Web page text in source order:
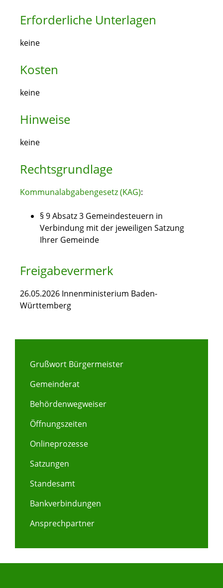
Erforderliche Unterlagen
keine
Kosten
keine
Hinweise
keine
Rechtsgrundlage
Kommunalabgabengesetz (KAG):
§ 9 Absatz 3 Gemeindesteuern in
Verbindung mit der jeweiligen Satzung
Ihrer Gemeinde
Freigabevermerk
26.05.2026 Innenministerium Baden-
Württemberg
Grußwort Bürgermeister
Gemeinderat
Behördenwegweiser
Öffnungszeiten
Onlineprozesse
Satzungen
Standesamt
Bankverbindungen
Ansprechpartner